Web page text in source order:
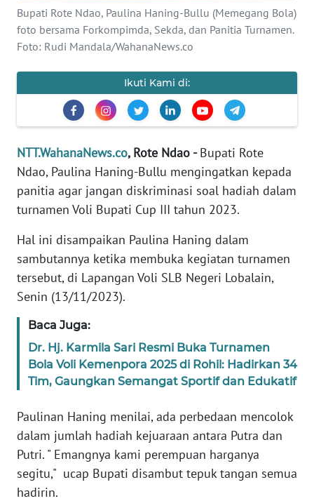
Bupati Rote Ndao, Paulina Haning-Bullu (Memegang Bola)
foto bersama Forkompimda, Sekda, dan Panitia Turnamen.
Foto: Rudi Mandala/WahanaNews.co
Ikuti Kami di:
NTT.WahanaNews.co, Rote Ndao -Bupati Rote
Ndao, Paulina Haning-Bullu mengingatkan kepada
panitia agar jangan diskriminasi soal hadiah dalam
turnamen Voli Bupati Cup III tahun 2023.
Hal ini disampaikan Paulina Haning dalam
sambutannya ketika membuka kegiatan turnamen
tersebut, di Lapangan Voli SLB Negeri Lobalain,
Senin (13/11/2023).
Baca Juga:
Dr. Hj. Karmila Sari Resmi Buka Turnamen
Bola Voli Kemenpora 2025 di Rohil: Hadirkan 34
Tim, Gaungkan Semangat Sportif dan Edukatif
Paulinan Haning menilai, ada perbedaan mencolok
dalam jumlah hadiah kejuaraan antara Putra dan
Putri. " Emangnya kami perempuan harganya
segitu," ucap Bupati disambut tepuk tangan semua
hadirin.
KONTAK
IKLAN
TENTANG
PEDOMAN
MEDIA
SIBER
REDAKSI
KARIR
DISCLAIMER
Wahana
Regional
WN
SUMUT
WN
JAKARTA